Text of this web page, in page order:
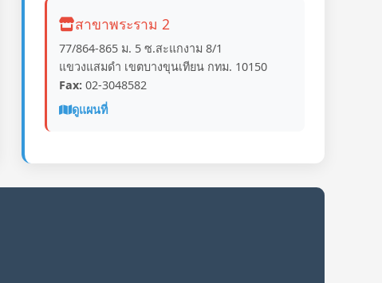
สาขาพระราม 2
77/864-865 ม. 5 ซ.สะแกงาม 8/1
แขวงแสมดำ เขตบางขุนเทียน กทม. 10150
Fax: 02-3048582
ดูแผนที่